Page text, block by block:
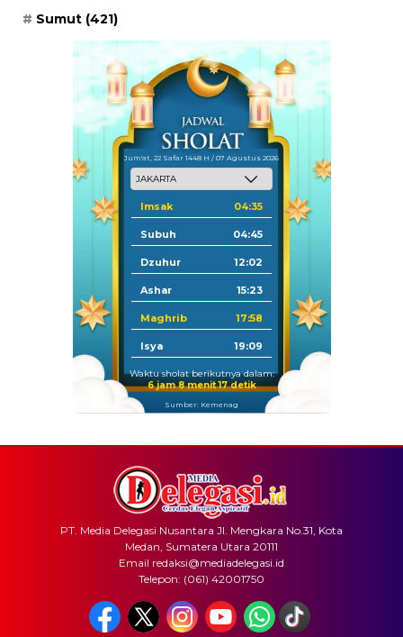
Sumut (421)
Jum'at, 22 Safar 1448 H / 07 Agustus 2026
Imsak 04:35
Subuh 04:45
Dzuhur 12:02
Ashar 15:23
Maghrib 17:58
Isya 19:09
Waktu sholat berikutnya dalam:
6 jam 8 menit 17 detik
Sumber: Kemenag
PT. Media Delegasi Nusantara Jl. Mengkara No.31, Kota
Medan, Sumatera Utara 20111
Email redaksi@mediadelegasi.id
Telepon: (061) 42001750